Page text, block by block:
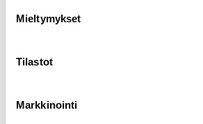
Mieltymykset
Tilastot
Markkinointi